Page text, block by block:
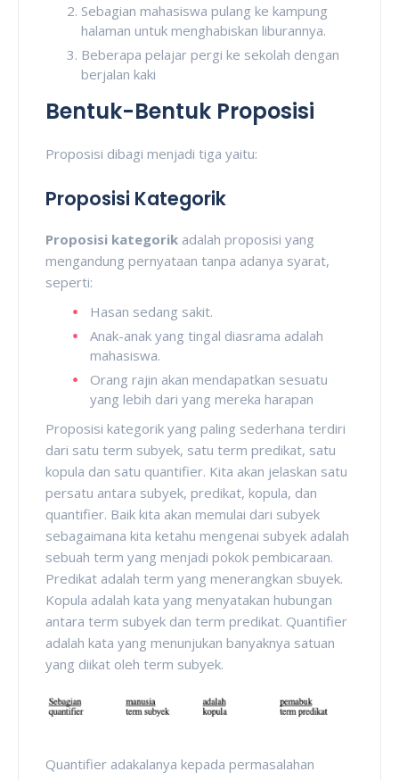
Sebagian mahasiswa pulang ke kampung
halaman untuk menghabiskan liburannya.
Beberapa pelajar pergi ke sekolah dengan
berjalan kaki
Bentuk-Bentuk Proposisi
Proposisi dibagi menjadi tiga yaitu:
Proposisi Kategorik
Proposisi kategorik adalah proposisi yang
mengandung pernyataan tanpa adanya syarat,
seperti:
Hasan sedang sakit.
Anak-anak yang tingal diasrama adalah
mahasiswa.
Orang rajin akan mendapatkan sesuatu
yang lebih dari yang mereka harapan
Proposisi kategorik yang paling sederhana terdiri
dari satu term subyek, satu term predikat, satu
kopula dan satu quantifier. Kita akan jelaskan satu
persatu antara subyek, predikat, kopula, dan
quantifier. Baik kita akan memulai dari subyek
sebagaimana kita ketahu mengenai subyek adalah
sebuah term yang menjadi pokok pembicaraan.
Predikat adalah term yang menerangkan sbuyek.
Kopula adalah kata yang menyatakan hubungan
antara term subyek dan term predikat. Quantifier
adalah kata yang menunjukan banyaknya satuan
yang diikat oleh term subyek.
Quantifier adakalanya kepada permasalahan